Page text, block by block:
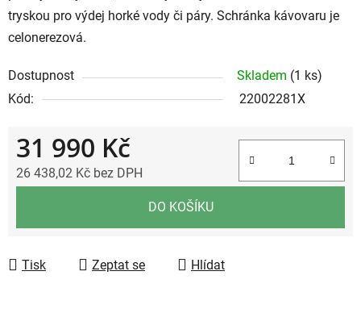
tryskou pro výdej horké vody či páry. Schránka kávovaru je
celonerezová.
Dostupnost Skladem (1 ks)
Kód:
22002281X
31 990 Kč
26 438,02 Kč bez DPH
DO KOŠÍKU
Tisk Zeptat se Hlídat